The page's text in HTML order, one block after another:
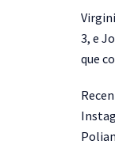
3, e
que